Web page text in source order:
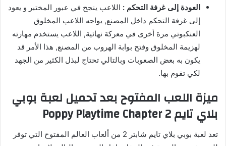
العودة إلى غرفة التحكم : اللاعب ينجح في عبور المختبر و يعود
إلى غرفة التحكم داخل المصنع, يواجه اللاعب المخلوق
العنكبوتي مرة أخرى في معركة نهائية, اللاعب يستخدم مهارته
لهزيمة المخلوق وفتح بوابة الهروب من المصنع, هذا الأمر قد
يكون به بعض الصعوبات وبالتالي تحتاج لبذل الكثير من الجهد
لكي تقوم بها.
ميزة اللعب المفتوح بعد تحميل لعبة بوبي
بلاي تايم Poppy Playtime Chapter 2
تعد لعبة بوبي بلاي تايم شابتر 2 من ألعاب العالم المفتوح التي توفر